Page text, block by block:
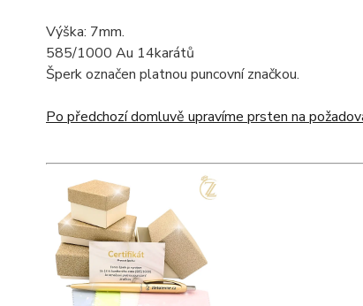
Výška: 7mm.
585/1000 Au 14karátů
Šperk označen platnou puncovní značkou.
Po předchozí domluvě upravíme prsten na